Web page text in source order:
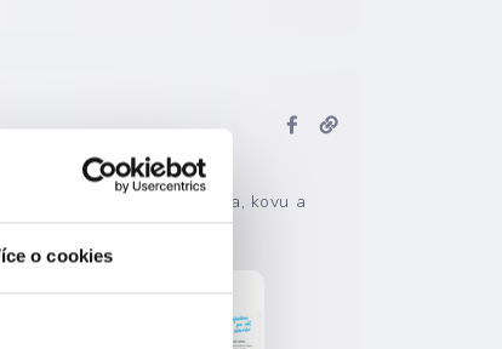
o cookies
designy v dekoru dřeva, kovu a